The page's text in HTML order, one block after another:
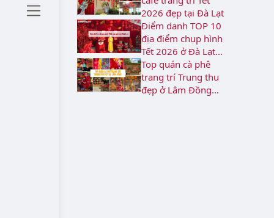
2026 đẹp tại Đà Lạt
Điểm danh TOP 10
địa điểm chụp hình
Tết 2026 ở Đà Lạt
rực rỡ
Top quán cà phê
trang trí Trung thu
đẹp ở Lâm Đồng